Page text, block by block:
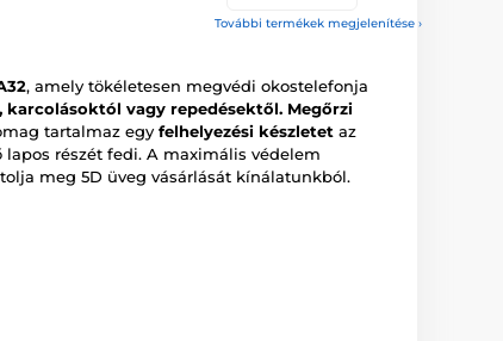
További termékek megjelenítése ›
, amely tökéletesen megvédi okostelefonja
karcolásoktól vagy repedésektől. Megőrzi
tartalmaz egy felhelyezési készletet az
lapos részét fedi. A maximális védelem
meg 5D üveg vásárlását kínálatunkból.